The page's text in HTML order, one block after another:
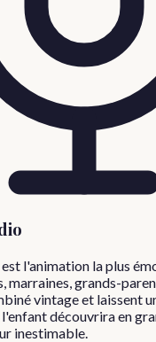
l'animation la plus
marraines, grands-
vintage et laissent
découvrira en
inestimable.